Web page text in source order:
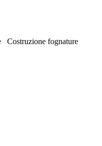
Costruzione fognature